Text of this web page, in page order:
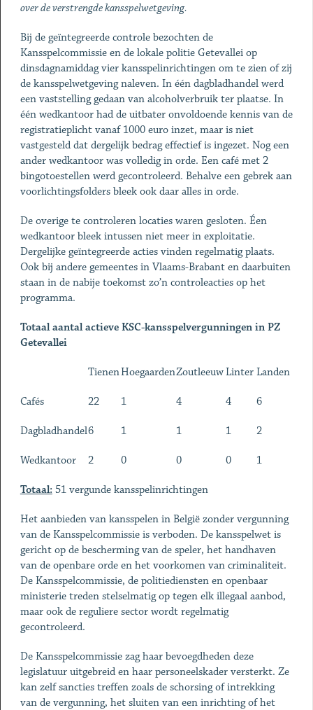
over de verstrengde kansspelwetgeving.
Bij de geïntegreerde controle bezochten de
Kansspelcommissie en de lokale politie Getevallei op
dinsdagnamiddag vier kansspelinrichtingen om te zien of zij
de kansspelwetgeving naleven. In één dagbladhandel werd
een vaststelling gedaan van alcoholverbruik ter plaatse. In
één wedkantoor had de uitbater onvoldoende kennis van de
registratieplicht vanaf 1000 euro inzet, maar is niet
vastgesteld dat dergelijk bedrag effectief is ingezet. Nog een
ander wedkantoor was volledig in orde. Een café met 2
bingotoestellen werd gecontroleerd. Behalve een gebrek aan
voorlichtingsfolders bleek ook daar alles in orde.
De overige te controleren locaties waren gesloten. Éen
wedkantoor bleek intussen niet meer in exploitatie.
Dergelijke geïntegreerde acties vinden regelmatig plaats.
Ook bij andere gemeentes in Vlaams-Brabant en daarbuiten
staan in de nabije toekomst zo’n controleacties op het
programma.
Totaal aantal actieve KSC-kansspelvergunningen in PZ
Getevallei
TienenHoegaardenZoutleeuwLinter Landen
Cafés 22 1 4 4 6
Dagbladhandel6 1 1 1 2
Wedkantoor 2 0 0 0 1
Totaal: 51 vergunde kansspelinrichtingen
Het aanbieden van kansspelen in België zonder vergunning
van de Kansspelcommissie is verboden. De kansspelwet is
gericht op de bescherming van de speler, het handhaven
van de openbare orde en het voorkomen van criminaliteit.
De Kansspelcommissie, de politiediensten en openbaar
ministerie treden stelselmatig op tegen elk illegaal aanbod,
maar ook de reguliere sector wordt regelmatig
gecontroleerd.
De Kansspelcommissie zag haar bevoegdheden deze
legislatuur uitgebreid en haar personeelskader versterkt. Ze
kan zelf sancties treffen zoals de schorsing of intrekking
van de vergunning, het sluiten van een inrichting of het